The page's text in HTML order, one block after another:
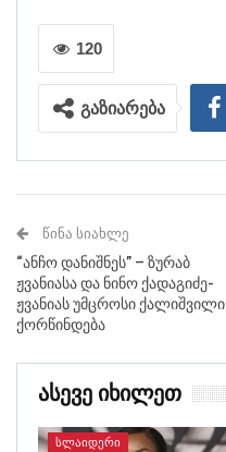
120
გაზიარება
ᲬᲘᲜᲐ ᲡᲘᲐᲮᲚᲔ
“ანჩო დანიშნეს” – ზურაბ
ჟვანიასა და ნინო ქადაგიძე-
ჟვანიას უმცროსი ქალიშვილი
ქორწინდება
Ასევე Იხილეთ
ᲡᲚᲐᲘᲓᲔᲠᲘ